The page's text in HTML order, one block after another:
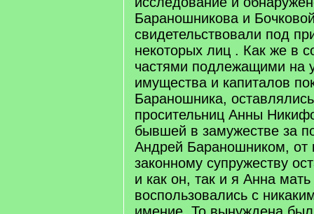
Бараношникова и
свидетельствовали под
некоторых лиц . Как же в
частями подлежащими на
имущества и капиталов
Бараношника,
просительниц Анны
бывшей в замужестве за
Андрей Бараношником, от
законному супружеству
и как он, так и я Анна
воспользовались с